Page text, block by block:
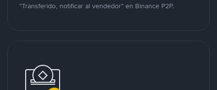
"Transferido, notificar al vendedor" en Binance P2P.